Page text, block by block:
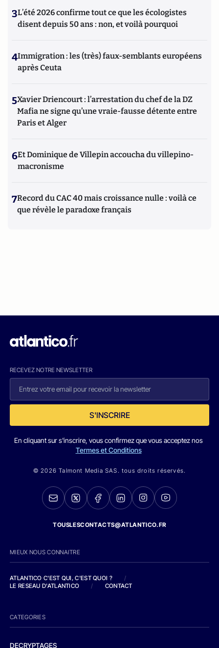
3L’été 2026 confirme tout ce que les écologistes
disent depuis 50 ans : non, et voilà pourquoi
4Immigration : les (très) faux-semblants européens
après Ceuta
5Xavier Driencourt : l’arrestation du chef de la DZ
Mafia ne signe qu’une vraie-fausse détente entre
Paris et Alger
6Et Dominique de Villepin accoucha du villepino-
macronisme
7Record du CAC 40 mais croissance nulle : voilà ce
que révèle le paradoxe français
RECEVEZ NOTRE NEWSLETTER
S'INSCRIRE
En cliquant sur s'inscrire, vous confirmez que vous acceptez nos
Termes et Conditions
© 2026 Talmont Media SAS. tous droits réservés.
TOUSLESCONTACTS@ATLANTICO.FR
MIEUX NOUS CONNAITRE
ATLANTICO C'EST QUI, C'EST QUOI ?
/
LE RESEAU D'ATLANTICO
/ CONTACT
CATEGORIES
DECRYPTAGES